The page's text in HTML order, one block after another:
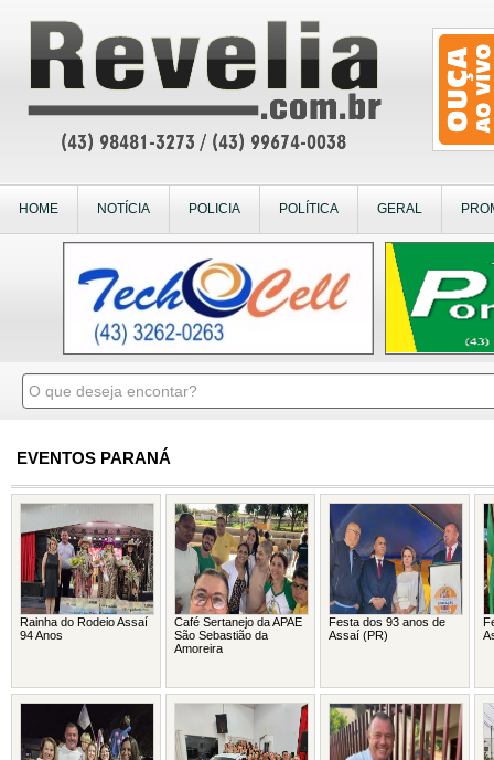
HOME NOTÍCIA POLICIA POLÍTICA GERAL
EVENTOS PARANÁ
Rainha do Rodeio Assaí
94 Anos
Café Sertanejo da APAE
São Sebastião da
Amoreira
Festa dos 93 anos de
Assaí (PR)